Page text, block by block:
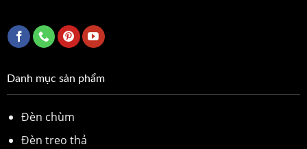
Danh mục sản phẩm
Đèn chùm
Đèn treo thả